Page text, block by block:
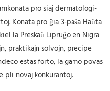
pro siaj dermatologi-
Konata pro ĝia 3-paŝa Haŭta
la Preskaŭ Lipruĝo en Nigra
praktikajn solvojn, precipe
estas forto, la gamo povas
pli novaj konkurantoj.